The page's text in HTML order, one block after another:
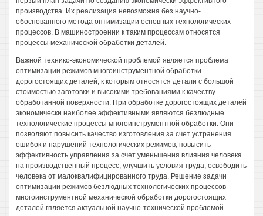
производства. Их реализация невозможна без научно-
обоснованного метода оптимизации основных технологических
процессов. В машиностроении к таким процессам относятся
процессы механической обработки деталей.
Важной технико-экономической проблемой является проблема
оптимизации режимов многоинструментной обработки
дорогостоящих деталей, к которым относятся детали с большой
стоимостью заготовки и высокими требованиями к качеству
обработанной поверхности. При обработке дорогостоящих деталей
экономически наиболее эффективными являются безлюдные
технологические процессы многоинструментной обработки. Они
позволяют повысить качество изготовления за счет устранения
ошибок и нарушений технологических режимов, повысить
эффективность управления за счет уменьшения влияния человека
на производственный процесс, улучшить условия труда, освободить
человека от малоквалифицированного труда. Решение задачи
оптимизации режимов безлюдных технологических процессов
многоинструментной механической обработки дорогостоящих
деталей гпляется актуальной научно-технической проблемой.